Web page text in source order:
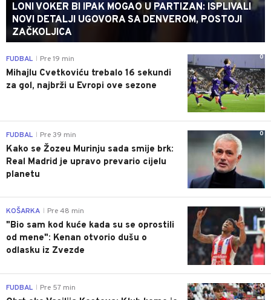
LONI VOKER BI IPAK MOGAO U PARTIZAN: ISPLIVALI
NOVI DETALJI UGOVORA SA DENVEROM, POSTOJI
ZAČKOLJICA
0
FUDBAL Pre 19 min
Mihajlu Cvetkoviću trebalo 16 sekundi
za gol, najbrži u Evropi ove sezone
0
FUDBAL Pre 39 min
Kako se Žozeu Murinju sada smije brk:
Real Madrid je upravo prevario cijelu
planetu
0
KOŠARKA Pre 48 min
"Bio sam kod kuće kada su se oprostili
od mene": Kenan otvorio dušu o
odlasku iz Zvezde
0
FUDBAL Pre 57 min